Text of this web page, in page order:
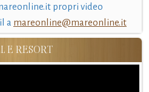
propri video
a mareonline@mareonline.it
E RESORT